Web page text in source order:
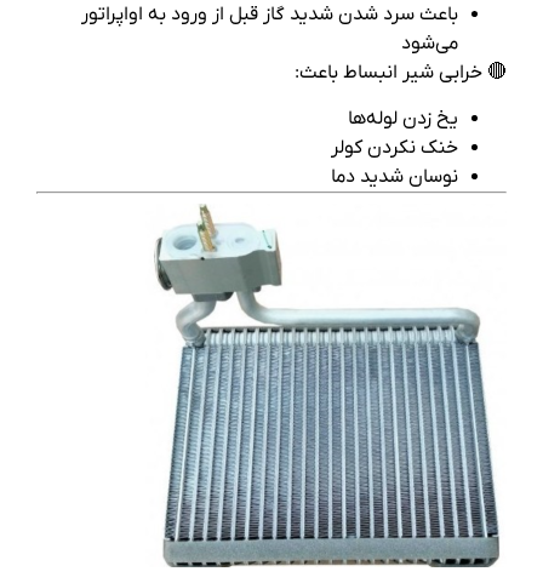
باعث سرد شدن شدید گاز قبل از ورود به اواپراتور
می‌شود
🔴 خرابی شیر انبساط باعث:
یخ زدن لوله‌ها
خنک نکردن کولر
نوسان شدید دما